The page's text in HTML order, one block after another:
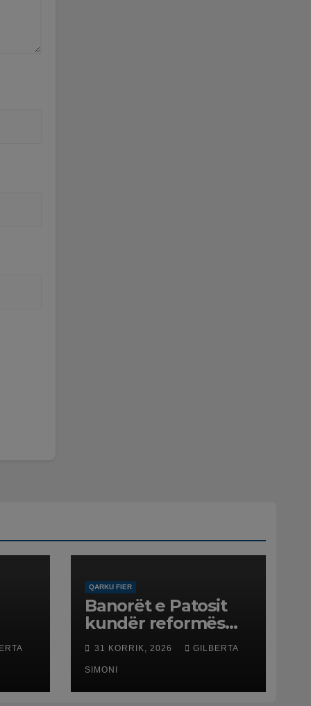
QARKU FIER
Banorët e Patosit
kundër reformës
territoriale: Të mos
humbasim
identitetin e qytetit
31 KORRIK, 2026 GILBERTA
SIMONI